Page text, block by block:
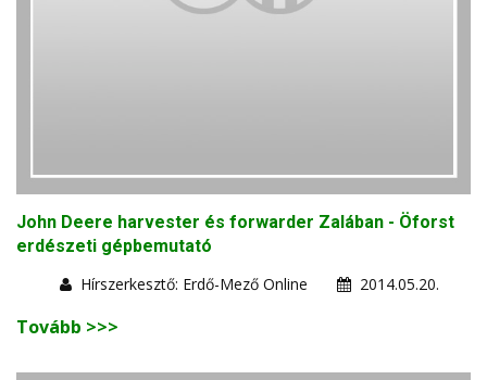
John Deere harvester és forwarder Zalában - Öforst
erdészeti gépbemutató
Hírszerkesztő: Erdő-Mező Online
2014.05.20.
Tovább >>>